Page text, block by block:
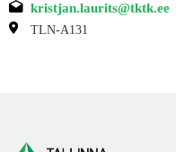
kristjan.laurits@tktk.ee
TLN-A131